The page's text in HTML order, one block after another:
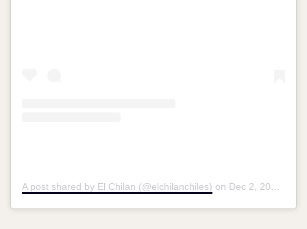
A post shared by El Chilan (@elchilanchiles) on Dec 2, 2019 at 10:42am PST